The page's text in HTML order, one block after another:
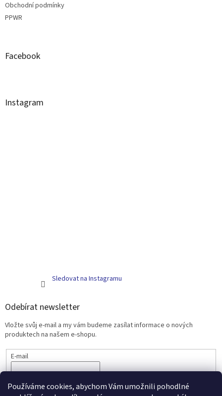
Používáme cookies, abychom Vám umožnili pohodlné
Obchodní podmínky
PPWR
Facebook
Instagram
Sledovat na Instagramu
Odebírat newsletter
Vložte svůj e-mail a my vám budeme zasílat informace o nových
produktech na našem e-shopu.
E-mail
PŘIHLÁSIT SE